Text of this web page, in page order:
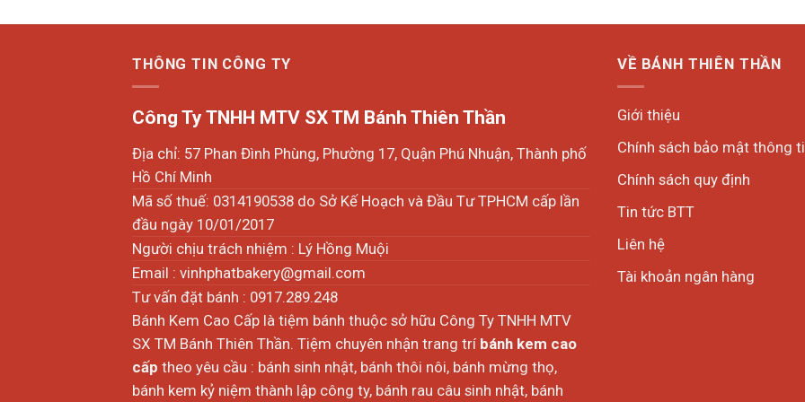
THÔNG TIN CÔNG TY
Công Ty TNHH MTV SX TM Bánh Thiên Thần
Địa chỉ: 57 Phan Đình Phùng, Phường 17, Quận Phú Nhuận, Thành phố
Hồ Chí Minh
Mã số thuế: 0314190538 do Sở Kế Hoạch và Đầu Tư TPHCM cấp lần
đầu ngày 10/01/2017
Người chịu trách nhiệm : Lý Hồng Muội
Email : vinhphatbakery@gmail.com
Tư vấn đặt bánh : 0917.289.248
Bánh Kem Cao Cấp là tiệm bánh thuộc sở hữu Công Ty TNHH MTV
SX TM Bánh Thiên Thần. Tiệm chuyên nhận trang trí bánh kem cao
cấp theo yêu cầu : bánh sinh nhật, bánh thôi nôi, bánh mừng thọ,
bánh kem kỷ niệm thành lập công ty, bánh rau câu sinh nhật, bánh
VỀ BÁNH THIÊN THẦN
Giới thiệu
Chính sách bảo mật thông
Chính sách quy định
Tin tức BTT
Liên hệ
Tài khoản ngân hàng